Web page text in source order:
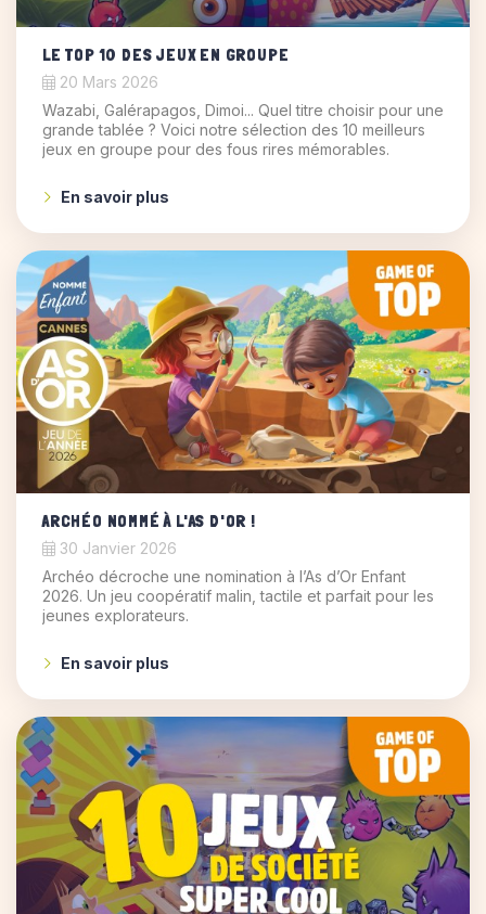
LE TOP 10 DES JEUX EN GROUPE
20 Mars 2026
Wazabi, Galérapagos, Dimoi... Quel titre choisir pour une
grande tablée ? Voici notre sélection des 10 meilleurs
jeux en groupe pour des fous rires mémorables.
En savoir plus
ARCHÉO NOMMÉ À L'AS D'OR !
30 Janvier 2026
Archéo décroche une nomination à l’As d’Or Enfant
2026. Un jeu coopératif malin, tactile et parfait pour les
jeunes explorateurs.
En savoir plus